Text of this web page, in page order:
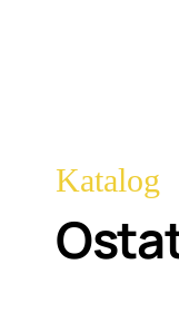
Katalog